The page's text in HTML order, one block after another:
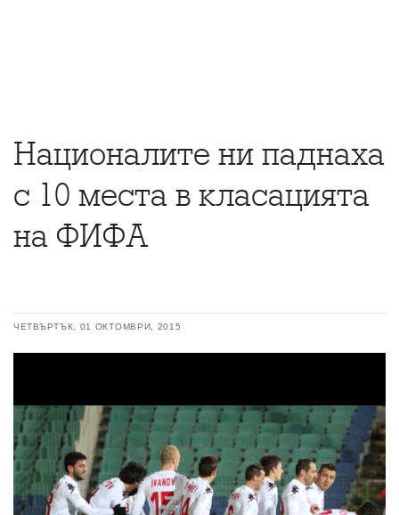
Националите ни паднаха
с 10 места в класацията
на ФИФА
ЧЕТВЪРТЪК, 01 ОКТОМВРИ, 2015